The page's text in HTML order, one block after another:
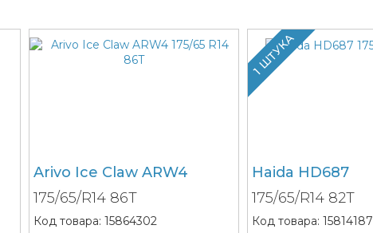
Arivo Ice Claw ARW4
175/65/R14 86T
Код товара:15864302
1 ШТУКА
Haida HD687
175/65/R14 82T
Код товара: 15814187